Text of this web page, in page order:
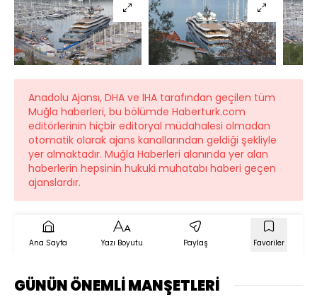
Anadolu Ajansı, DHA ve İHA tarafından geçilen tüm
Muğla haberleri, bu bölümde Haberturk.com
editörlerinin hiçbir editoryal müdahalesi olmadan
otomatik olarak ajans kanallarından geldiği şekliyle
yer almaktadır. Muğla Haberleri alanında yer alan
haberlerin hepsinin hukuki muhatabı haberi geçen
ajanslardır.
Ana Sayfa Yazı Boyutu Paylaş Favoriler
GÜNÜN ÖNEMLİ MANŞETLERİ